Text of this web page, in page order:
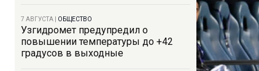
7 АВГУСТА ОБЩЕСТВО
Узгидромет предупредил о
повышении температуры до +42
градусов в выходные